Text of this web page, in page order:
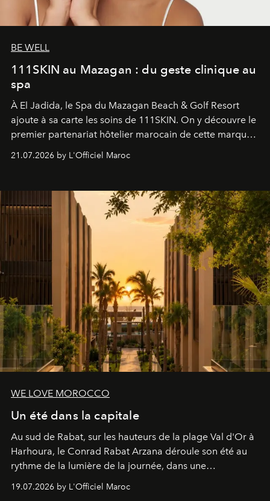
BE WELL
111SKIN au Mazagan : du geste clinique au
spa
À El Jadida, le Spa du Mazagan Beach & Golf Resort
ajoute à sa carte les soins de 111SKIN. On y découvre le
premier partenariat hôtelier marocain de cette marque
londonien et construite depuis autour d'un actif breveté,
21.07.2026 by L'Officiel Maroc
WE LOVE MOROCCO
Un été dans la capitale
Au sud de Rabat, sur les hauteurs de la plage Val d'Or à
Harhoura, le Conrad Rabat Arzana déroule son été au
rythme de la lumière de la journée, dans une
rendez-vous avec l’océan.
19.07.2026 by L'Officiel Maroc